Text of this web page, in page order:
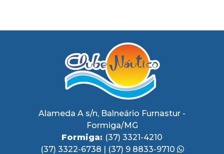
Alameda A s/n, Balneário Furnastur -
Formiga/MG
Formiga: (37) 3321-4210
(37) 3322-6738 | (37) 9 8833-9710